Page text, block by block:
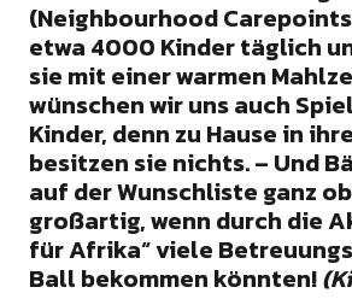
(Neighbourhood
etwa 4000 Kinder täglich
sie mit einer warmen
wünschen wir uns auch
Kinder, denn zu Hause in
besitzen sie nichts. – Und
auf der Wunschliste ganz
großartig, wenn durch die
fürAfrika“ viele
Ball bekommen könnten!